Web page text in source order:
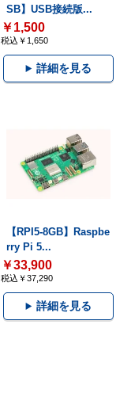
SB】USB接続版...
￥1,500
税込￥1,650
詳細を見る
【RPI5-8GB】Raspbe
rry Pi 5...
￥33,900
税込￥37,290
詳細を見る